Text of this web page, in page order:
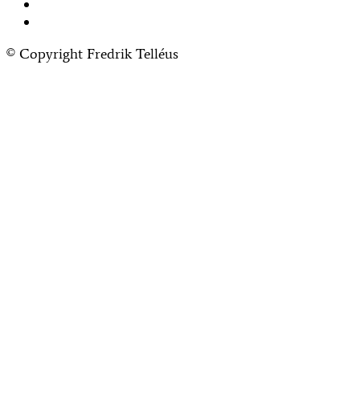
© Copyright Fredrik Telléus